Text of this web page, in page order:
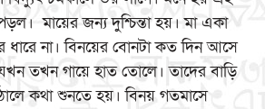
মায়ের জন্য দুশ্চিন্তা হয়। মা একা
ধারে না। বিনয়ের বোনটা কত দিন আসে
তখন গায়ে হাত তোলে। তাদের বাড়ি
কথা শুনতে হয়। বিনয় গতমাসে